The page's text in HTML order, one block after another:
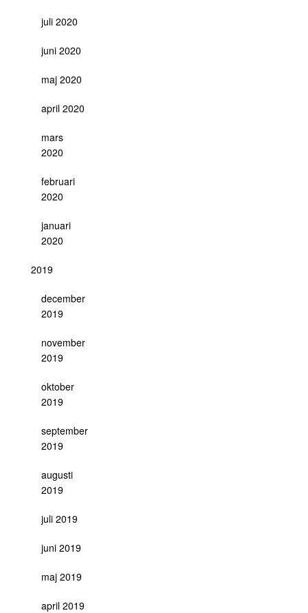
juli 2020
juni 2020
maj 2020
april 2020
mars
2020
februari
2020
januari
2020
2019
december
2019
november
2019
oktober
2019
september
2019
augusti
2019
juli 2019
juni 2019
maj 2019
april 2019